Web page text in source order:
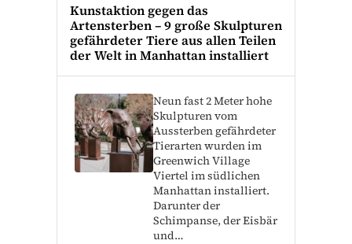
Kunstaktion gegen das
Artensterben – 9 große Skulpturen
gefährdeter Tiere aus allen Teilen
der Welt in Manhattan installiert
Neun fast 2 Meter hohe
Skulpturen vom
Aussterben gefährdeter
Tierarten wurden im
Greenwich Village
Viertel im südlichen
Manhattan installiert.
Darunter der
Schimpanse, der Eisbär
und…